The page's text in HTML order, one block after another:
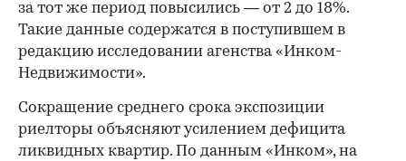
за тот же период повысились — от 2 до 18%.
Такие данные содержатся в поступившем в
редакцию исследовании агенства «Инком-
Недвижимости».
Сокращение среднего срока экспозиции
риелторы объясняют усилением дефицита
ликвидных квартир. По данным «Инком», на